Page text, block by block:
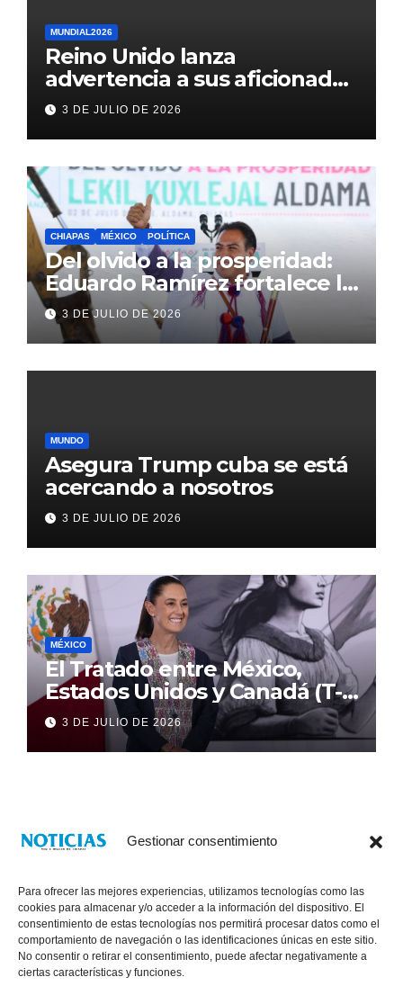
Gestionar consentimiento
Para ofrecer las mejores experiencias, utilizamos tecnologías como las
cookies para almacenar y/o acceder a la información del dispositivo. El
consentimiento de estas tecnologías nos permitirá procesar datos como el
comportamiento de navegación o las identificaciones únicas en este sitio.
No consentir o retirar el consentimiento, puede afectar negativamente a
ciertas características y funciones.
MUNDIAL2026
Reino Unido lanza
advertencia a sus aficionados
antes del México vs
Inglaterra en el Mundial 2026
3 DE JULIO DE 2026
CHIAPAS MÉXICO POLÍTICA
Del olvido a la prosperidad:
Eduardo Ramírez fortalece la
transformación de Aldama
con inversión histórica
3 DE JULIO DE 2026
MUNDO
Asegura Trump cuba se está
acercando a nosotros
3 DE JULIO DE 2026
MÉXICO
El Tratado entre México,
Estados Unidos y Canadá (T-
MEC) se mantiene hasta el
2036: Presidenta Claudia
Sheinbaum
3 DE JULIO DE 2026
® Derechos Reservados 2026|